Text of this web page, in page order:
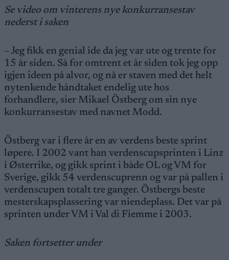
Se video om vinterens nye konkurransestav
nederst i saken
– Jeg fikk en genial ide da jeg var ute og trente for
15 år siden. Så for omtrent et år siden tok jeg opp
igjen ideen på alvor, og nå er staven med det helt
nytenkende håndtaket endelig ute hos
forhandlere, sier Mikael Östberg om sin nye
konkurransestav med navnet Modd.
Östberg var i flere år en av verdens beste sprint
løpere. I 2002 vant han verdenscupsprinten i Linz
i Østerrike, og gikk sprint i både OL og VM for
Sverige, gikk 54 verdenscuprenn og var på pallen i
verdenscupen totalt tre ganger. Östbergs beste
mesterskapsplassering var niendeplass. Det var på
sprinten under VM i Val di Fiemme i 2003.
Saken fortsetter under